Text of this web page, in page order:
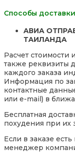
Способы
АВИА
ТАИЛАНДА
Расчет стоимости
также реквизиты
каждого заказа
Информация по
контактные
или e-mail) в
Бесплатная
похудения при их
Если в заказе
менеджер